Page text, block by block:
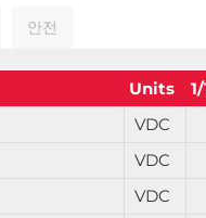
안전
Units
VDC
VDC
VDC